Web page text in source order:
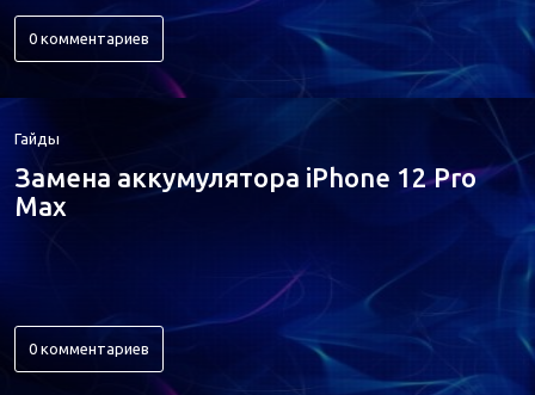
0 комментариев
Гайды
Замена аккумулятора iPhone 12 Pro
Max
0 комментариев